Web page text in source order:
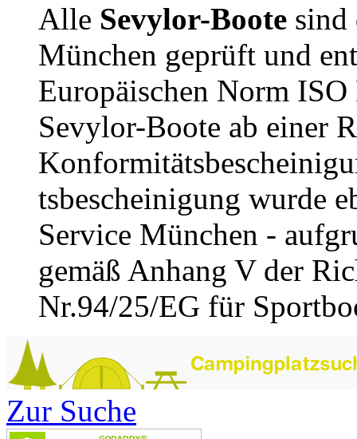
Alle Sevylor-Boote sind
München geprüft und
Europäischen Norm
Sevylor-Boote ab einer
tsbescheinigung wurde
Service München -
gemäß Anhang V der
Nr.94/25/EG für
Zur Suche